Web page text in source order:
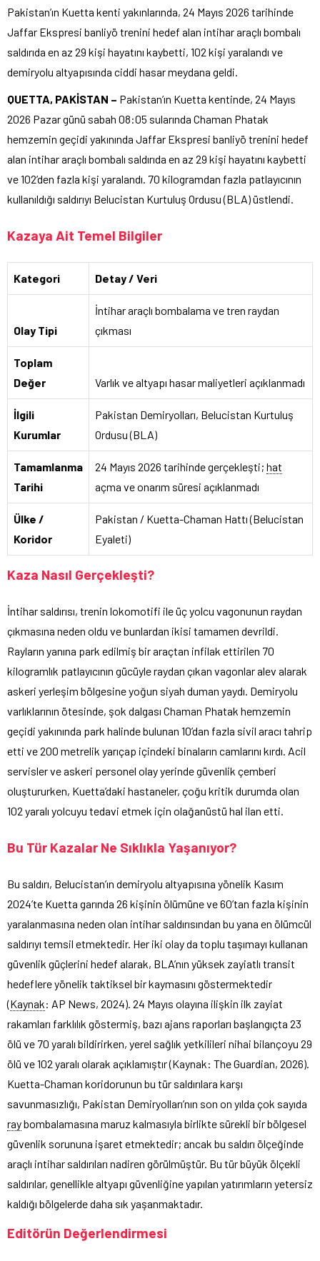
Pakistan’ın Kuetta kenti yakınlarında, 24 Mayıs 2026 tarihinde
Jaffar Ekspresi banliyö trenini hedef alan intihar araçlı bombalı
saldırıda en az 29 kişi hayatını kaybetti, 102 kişi yaralandı ve
demiryolu altyapısında ciddi hasar meydana geldi.
QUETTA, PAKİSTAN – Pakistan’ın Kuetta kentinde, 24 Mayıs
2026 Pazar günü sabah 08:05 sularında Chaman Phatak
hemzemin geçidi yakınında Jaffar Ekspresi banliyö trenini hedef
alan intihar araçlı bombalı saldırıda en az 29 kişi hayatını kaybetti
ve 102’den fazla kişi yaralandı. 70 kilogramdan fazla patlayıcının
kullanıldığı saldırıyı Belucistan Kurtuluş Ordusu (BLA) üstlendi.
Kazaya Ait Temel Bilgiler
Kategori Detay / Veri
Olay Tipi
İntihar araçlı bombalama ve tren raydan
çıkması
Toplam
Değer
Varlık ve altyapı hasar maliyetleri açıklanmadı
İlgili
Kurumlar
Pakistan Demiryolları, Belucistan Kurtuluş
Ordusu (BLA)
Tamamlanma
Tarihi
24 Mayıs 2026 tarihinde gerçekleşti; hat
açma ve onarım süresi açıklanmadı
Ülke /
Koridor
Pakistan / Kuetta-Chaman Hattı (Belucistan
Eyaleti)
Kaza Nasıl Gerçekleşti?
İntihar saldırısı, trenin lokomotifi ile üç yolcu vagonunun raydan
çıkmasına neden oldu ve bunlardan ikisi tamamen devrildi.
Rayların yanına park edilmiş bir araçtan infilak ettirilen 70
kilogramlık patlayıcının gücüyle raydan çıkan vagonlar alev alarak
askeri yerleşim bölgesine yoğun siyah duman yaydı. Demiryolu
varlıklarının ötesinde, şok dalgası Chaman Phatak hemzemin
geçidi yakınında park halinde bulunan 10’dan fazla sivil aracı tahrip
etti ve 200 metrelik yarıçap içindeki binaların camlarını kırdı. Acil
servisler ve askeri personel olay yerinde güvenlik çemberi
oluştururken, Kuetta’daki hastaneler, çoğu kritik durumda olan
102 yaralı yolcuyu tedavi etmek için olağanüstü hal ilan etti.
Bu Tür Kazalar Ne Sıklıkla Yaşanıyor?
Bu saldırı, Belucistan’ın demiryolu altyapısına yönelik Kasım
2024’te Kuetta garında 26 kişinin ölümüne ve 60’tan fazla kişinin
yaralanmasına neden olan intihar saldırısından bu yana en ölümcül
saldırıyı temsil etmektedir. Her iki olay da toplu taşımayı kullanan
güvenlik güçlerini hedef alarak, BLA’nın yüksek zayiatlı transit
hedeflere yönelik taktiksel bir kaymasını göstermektedir
(Kaynak: AP News, 2024). 24 Mayıs olayına ilişkin ilk zayiat
rakamları farklılık göstermiş, bazı ajans raporları başlangıçta 23
ölü ve 70 yaralı bildirirken, yerel sağlık yetkilileri nihai bilançoyu 29
ölü ve 102 yaralı olarak açıklamıştır (Kaynak: The Guardian, 2026).
Kuetta-Chaman koridorunun bu tür saldırılara karşı
savunmasızlığı, Pakistan Demiryolları’nın son on yılda çok sayıda
raybombalamasına maruz kalmasıyla birlikte sürekli bir bölgesel
güvenlik sorununa işaret etmektedir; ancak bu saldırı ölçeğinde
araçlı intihar saldırıları nadiren görülmüştür. Bu tür büyük ölçekli
saldırılar, genellikle altyapı güvenliğine yapılan yatırımların yetersiz
kaldığı bölgelerde daha sık yaşanmaktadır.
Editörün Değerlendirmesi